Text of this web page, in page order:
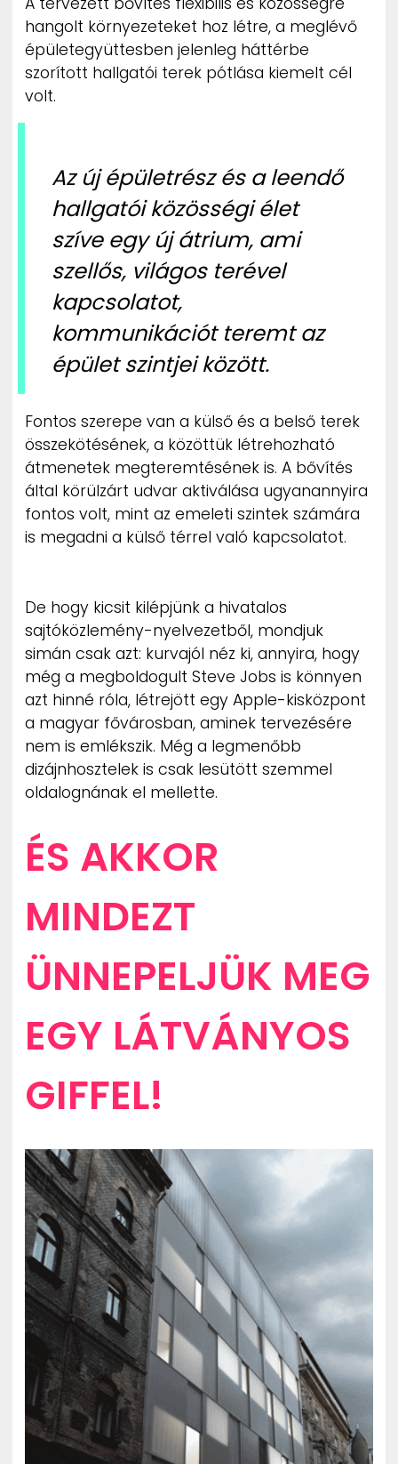
hangolt környezeteket hoz létre, a meglévő
épületegyüttesben jelenleg háttérbe
szorított hallgatói terek pótlása kiemelt cél
volt.
Az új épületrész és a leendő
hallgatói közösségi élet
szíve egy új átrium, ami
szellős, világos terével
kapcsolatot,
kommunikációt teremt az
épület szintjei között.
Fontos szerepe van a külső és a belső terek
összekötésének, a közöttük létrehozható
átmenetek megteremtésének is. A bővítés
által körülzárt udvar aktiválása ugyanannyira
fontos volt, mint az emeleti szintek számára
is megadni a külső térrel való kapcsolatot.
De hogy kicsit kilépjünk a hivatalos
sajtóközlemény-nyelvezetből, mondjuk
simán csak azt: kurvajól néz ki, annyira, hogy
még a megboldogult Steve Jobs is könnyen
azt hinné róla, létrejött egy Apple-kisközpont
a magyar fővárosban, aminek tervezésére
nem is emlékszik. Még a legmenőbb
dizájnhosztelek is csak lesütött szemmel
oldalognának el mellette.
ÉS AKKOR
MINDEZT
ÜNNEPELJÜK MEG
EGY LÁTVÁNYOS
GIFFEL!